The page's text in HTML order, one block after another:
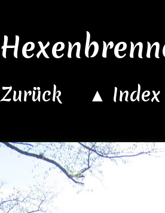
▲ Index